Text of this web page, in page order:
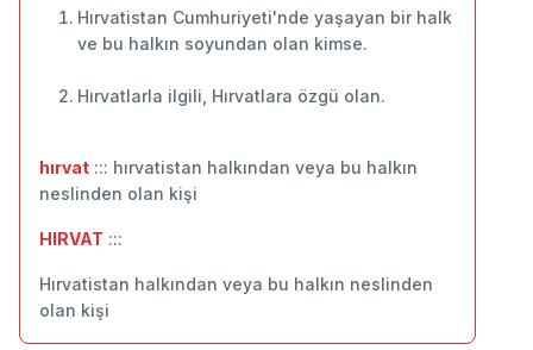
Hırvatistan Cumhuriyeti'nde yaşayan bir halk
ve bu halkın soyundan olan kimse.
Hırvatlarla ilgili, Hırvatlara özgü olan.
hırvat ::: hırvatistan halkından veya bu halkın
neslinden olan kişi
HIRVAT :::
Hırvatistan halkından veya bu halkın neslinden
olan kişi